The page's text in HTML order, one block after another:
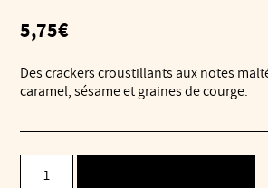
5,75€
Des crackers croustillants aux notes
caramel, sésame et graines de courge.